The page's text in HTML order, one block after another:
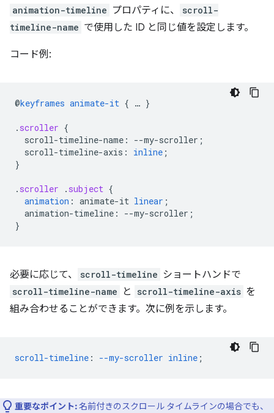
animation-timeline プロパティに、
scroll-
timeline-name で使用した ID と同じ値を設定します。
コード例:
@keyframes animate-it { … }
. scroller {
scroll-timeline-name : --my-scroller ;
scroll-timeline-axis : inline ;
}
. scroller . subject {
animation : animate-it linear ;
animation-timeline : --my-scroller ;
}
必要に応じて、 scroll-timeline ショートハンドで
scroll-timeline-name と scroll-timeline-axis を
組み合わせることができます。次に例を示します。
scroll-timeline : --my-scroller inline ;
重要なポイント:名前付きのスクロール タイムラインの場合でも、